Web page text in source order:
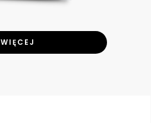
WIĘCEJ